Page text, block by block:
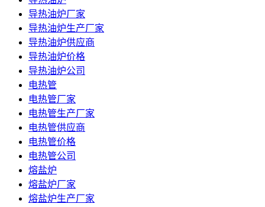
导热油炉厂家
导热油炉生产厂家
导热油炉供应商
导热油炉价格
导热油炉公司
电热管
电热管厂家
电热管生产厂家
电热管供应商
电热管价格
电热管公司
熔盐炉
熔盐炉厂家
熔盐炉生产厂家